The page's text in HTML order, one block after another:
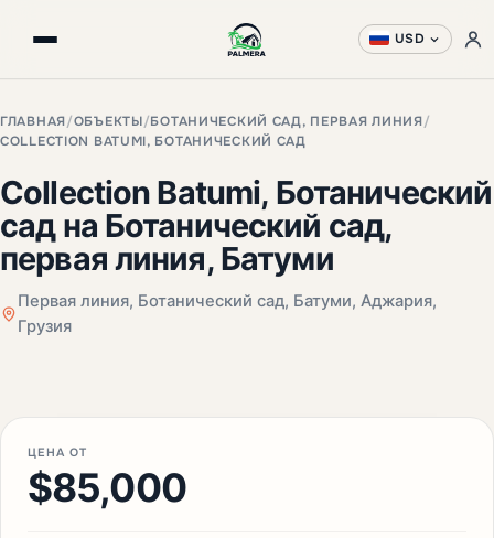
USD
ГЛАВНАЯ/ОБЪЕКТЫ/БОТАНИЧЕСКИЙ САД, ПЕРВАЯ ЛИНИЯ/
COLLECTION BATUMI, БОТАНИЧЕСКИЙ САД
Collection Batumi, Ботанический
сад на Ботанический сад,
первая линия, Батуми
Первая линия, Ботанический сад, Батуми, Аджария,
Грузия
ЦЕНА ОТ
$85,000